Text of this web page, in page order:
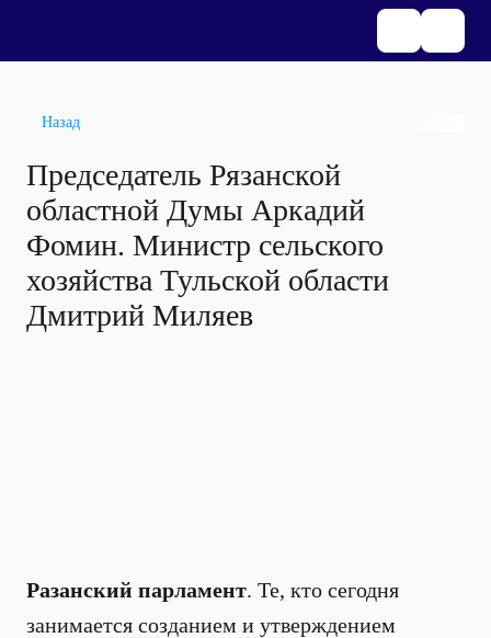
Назад
Председатель Рязанской
областной Думы Аркадий
Фомин. Министр сельского
хозяйства Тульской области
Дмитрий Миляев
Разанский парламент. Те, кто сегодня
занимается созданием и утверждением